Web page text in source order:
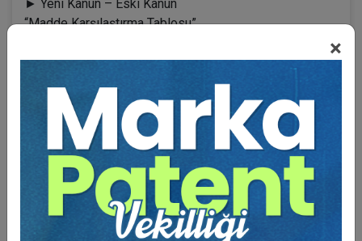
×
► Yeni Kanun – Eski Kanun
“Madde Karşılaştırma Tablosu”
“Madde Karşılaştırma Tablosu”
► Eski Kanun‟da Yer Alan Kavramların Yeni Kanundaki
Karşılıklarını İçeren “Kavram Karşılaştırma Tablosu”
► Yasada Süre İhtiva Eden Düzenlemelerin Toplu Halde
Yer Aldığı “Pratik Bilgiler Tablosu”
► Yıllara Göre Uygulanan Oranları Gösterir “Dönemsel
Kanuni ve Temerüt Faiz Oranları Tablosu”
► Madde Metinlerine İşlenmiş Halde “Maddelerin
İçeriğine İlişkin Açıklama Notları”
► Madde Metinlerine İşlenmiş Halde, Maddelerin